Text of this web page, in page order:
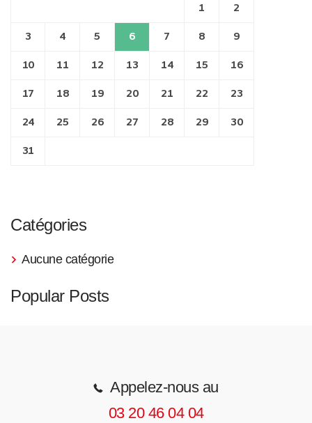
1 2
3 4 5 6 7 8 9
10 11 12 13 14 15 16
17 18 19 20 21 22 23
24 25 26 27 28 29 30
31
Catégories
Aucune catégorie
Popular Posts
Appelez-nous au
03 20 46 04 04